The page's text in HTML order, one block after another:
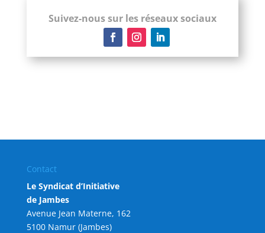
Suivez-nous sur les réseaux sociaux
Contact
Le Syndicat d’Initiative
de Jambes
Avenue Jean Materne, 162
5100 Namur (Jambes)